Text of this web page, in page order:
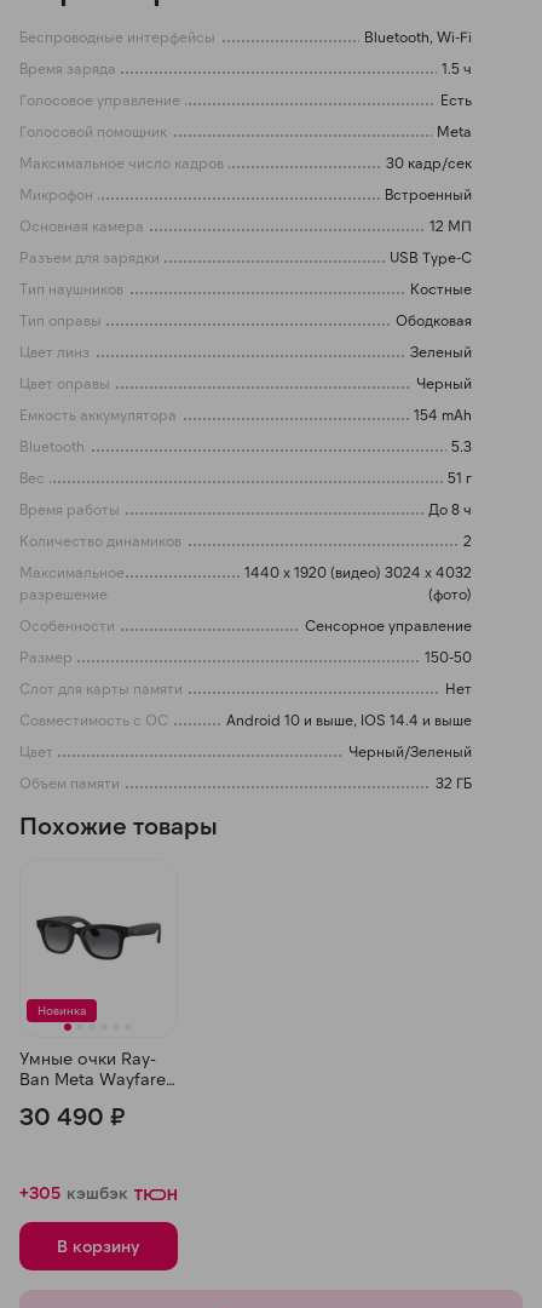
Беспроводные интерфейсы
Bluetooth, Wi-Fi
Время заряда
1.5 ч
Голосовое управление
Есть
Голосовой помощник
Meta
Максимальное число кадров
30 кадр/сек
Микрофон
Встроенный
Основная камера
12 МП
Разъем для зарядки
USB Type-C
Тип наушников
Костные
Тип оправы
Ободковая
Цвет линз
Зеленый
Цвет оправы
Черный
Емкость аккумулятора
154 mAh
Bluetooth
5.3
Вес
51 г
Время работы
До 8 ч
Количество динамиков
2
Максимальное
разрешение
1440 x 1920 (видео) 3024 x 4032
(фото)
Особенности
Сенсорное управление
Размер
150-50
Слот для карты памяти
Нет
Совместимость с ОС
Android 10 и выше, IOS 14.4 и выше
Цвет
Черный/Зеленый
Объем памяти
32 ГБ
Похожие товары
Новинка
Умные очки Ray-
Ban Meta Wayfarer
Polar Gradient
30 490 ₽
+305 кэшбэк
В корзину